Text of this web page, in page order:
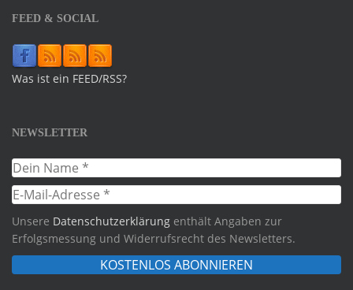
FEED & SOCIAL
Was ist ein FEED/RSS?
NEWSLETTER
Unsere Datenschutzerklärung enthält Angaben zur
Erfolgsmessung und Widerrufsrecht des Newsletters.